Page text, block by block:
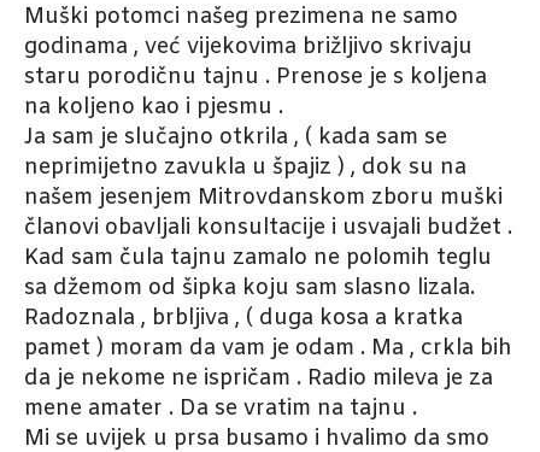
Muški potomci našeg prezimena ne samo
godinama , već vijekovima brižljivo skrivaju
staru porodičnu tajnu . Prenose je s koljena
na koljeno kao i pjesmu .
Ja sam je slučajno otkrila , ( kada sam se
neprimijetno zavukla u špajiz ) , dok su na
našem jesenjem Mitrovdanskom zboru muški
članovi obavljali konsultacije i usvajali budžet .
Kad sam čula tajnu zamalo ne polomih teglu
sa džemom od šipka koju sam slasno lizala.
Radoznala , brbljiva , ( duga kosa a kratka
pamet ) moram da vam je odam . Ma , crkla bih
da je nekome ne ispričam . Radio mileva je za
mene amater . Da se vratim na tajnu .
Mi se uvijek u prsa busamo i hvalimo da smo